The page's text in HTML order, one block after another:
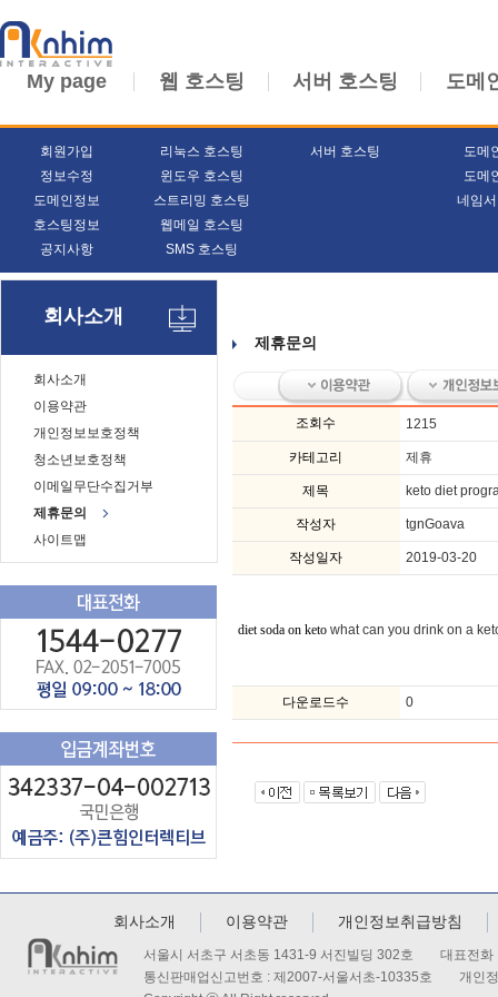
My page 웹 호스팅 서버 호스팅 도메
회원가입
정보수정
도메인정보
호스팅정보
공지사항
리눅스 호스팅
윈도우 호스팅
스트리밍 호스팅
웹메일 호스팅
SMS 호스팅
서버 호스팅
도메
도메
네임
회사소개
회사소개
이용약관
개인정보보호정책
청소년보호정책
이메일무단수집거부
제휴문의
사이트맵
제휴문의
조회수 1215
카테고리 제휴
제목 keto diet
작성자 tgnGoava
작성일자 2019-03-20
diet soda on keto what can you drink on a
다운로드수 0
회사소개 이용약관 개인정보취급방침
서울시 서초구 서초동 1431-9 서진빌딩 302호 대표
통신판매업신고번호 : 제2007-서울서초-10335호 개인정